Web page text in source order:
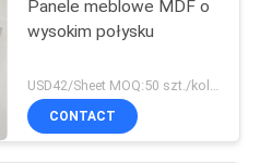
Panele meblowe MDF o
wysokim połysku
USD42/Sheet MOQ:50 szt./kolor, 400 szt./zamówienie
CONTACT